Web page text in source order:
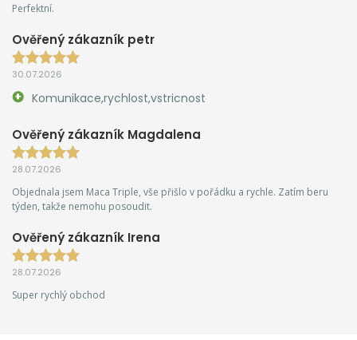
Perfektní.
Ověřený zákazník petr
30.07.2026
Komunikace,rychlost,vstricnost
Ověřený zákazník Magdalena
28.07.2026
Objednala jsem Maca Triple, vše přišlo v pořádku a rychle. Zatím beru
týden, takže nemohu posoudit.
Ověřený zákazník Irena
28.07.2026
Super rychlý obchod